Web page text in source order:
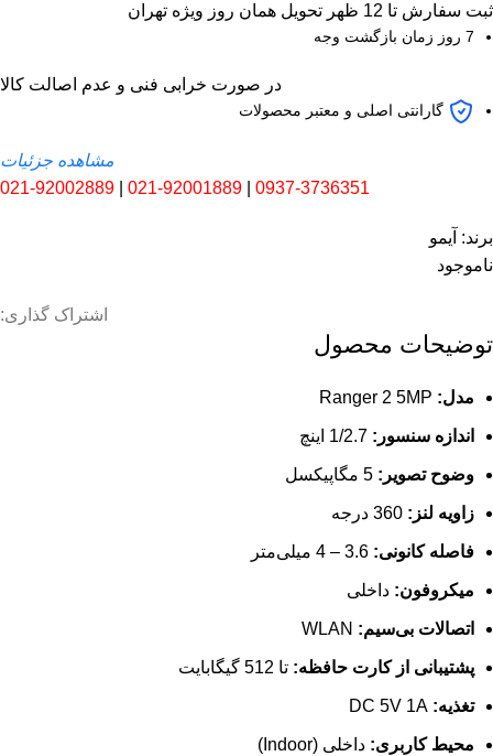
ثبت سفارش تا 12 ظهر تحویل همان روز ویژه تهران
7 روز زمان بازگشت وجه
در صورت خرابی فنی و عدم اصالت کالا
گارانتی اصلی و معتبر محصولات
مشاهده جزئیات
0937-3736351
021-92001889
021-92002889
برند: آیمو
ناموجود
اشتراک گذاری:
توضیحات محصول
مدل:
اندازه سنسور:
وضوح تصویر:
زاویه لنز:
فاصله کانونی:
میکروفون: داخلی
اتصالات بی‌سیم:
پشتیبانی از کارت حافظه: تا 512 گیگابایت
تغذیه:
محیط کاربری: داخلی (Indoor)